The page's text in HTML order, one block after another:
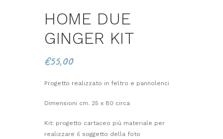
HOME DUE
GINGER KIT
€55,00
Progetto realizzato in feltro e pannolenci
Dimensioni cm. 25 x 80 circa
Kit: progetto cartaceo più materiale per
realizzare il soggetto della foto